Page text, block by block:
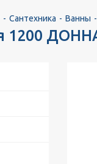
Сантехника Ванны
1200